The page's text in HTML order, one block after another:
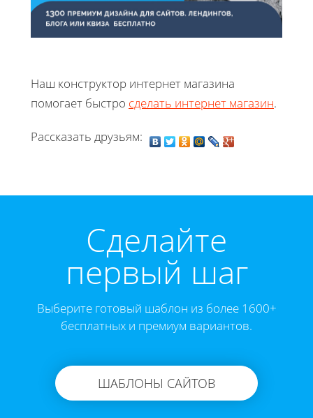
Наш конструктор интернет магазина
помогает быстро сделать интернет магазин.
Рассказать друзьям:
Cделайте
первый шаг
Выберите готовый шаблон из более 1600+
бесплатных и премиум вариантов.
ШАБЛОНЫ САЙТОВ